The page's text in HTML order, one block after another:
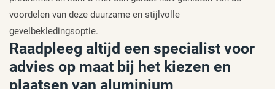
voordelen van deze duurzame en stijlvolle
gevelbekledingsoptie.
Raadpleeg altijd een specialist voor
advies op maat bij het kiezen en
plaatsen van aluminium